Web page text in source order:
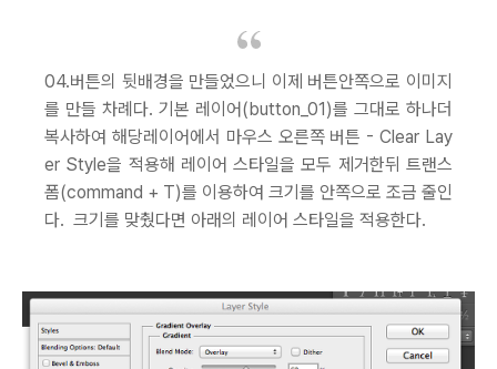
04.버튼의 뒷배경을 만들었으니 이제 버튼안쪽으로 이미지
를 만들 차례다. 기본 레이어(button_01)를 그대로 하나더
복사하여 해당레이어에서 마우스 오른쪽 버튼 - Clear Lay
er Style을 적용해 레이어 스타일을 모두 제거한뒤 트랜스
폼(command + T)를 이용하여 크기를 안쪽으로 조금 줄인
다. 크기를 맞췄다면 아래의 레이어 스타일을 적용한다.